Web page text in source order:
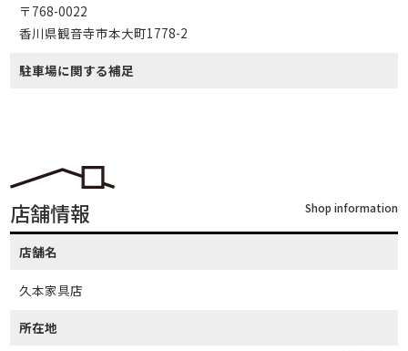
〒768-0022
香川県観音寺市本大町1778-2
駐車場に関する補足
店舗情報 Shop information
店舗名
久本家具店
所在地